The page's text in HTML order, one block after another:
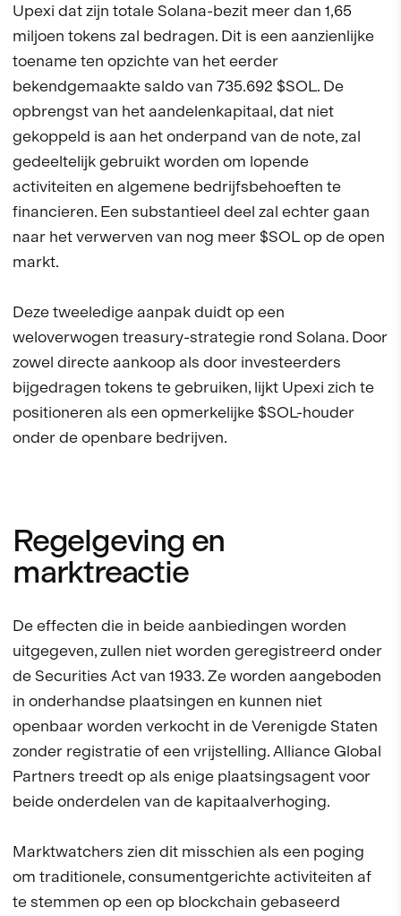
Upexi dat zijn totale Solana-bezit meer dan 1,65
miljoen tokens zal bedragen. Dit is een aanzienlijke
toename ten opzichte van het eerder
bekendgemaakte saldo van 735.692 $SOL. De
opbrengst van het aandelenkapitaal, dat niet
gekoppeld is aan het onderpand van de note, zal
gedeeltelijk gebruikt worden om lopende
activiteiten en algemene bedrijfsbehoeften te
financieren. Een substantieel deel zal echter gaan
naar het verwerven van nog meer $SOL op de open
markt.
Deze tweeledige aanpak duidt op een
weloverwogen treasury-strategie rond Solana. Door
zowel directe aankoop als door investeerders
bijgedragen tokens te gebruiken, lijkt Upexi zich te
positioneren als een opmerkelijke $SOL-houder
onder de openbare bedrijven.
Regelgeving en
marktreactie
De effecten die in beide aanbiedingen worden
uitgegeven, zullen niet worden geregistreerd onder
de Securities Act van 1933. Ze worden aangeboden
in onderhandse plaatsingen en kunnen niet
openbaar worden verkocht in de Verenigde Staten
zonder registratie of een vrijstelling. Alliance Global
Partners treedt op als enige plaatsingsagent voor
beide onderdelen van de kapitaalverhoging.
Marktwatchers zien dit misschien als een poging
om traditionele, consumentgerichte activiteiten af
te stemmen op een op blockchain gebaseerd